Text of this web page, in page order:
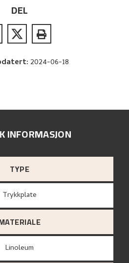
DEL
: 2024-06-18
INFORMASJON
TYPE
Trykkplate
linoleum